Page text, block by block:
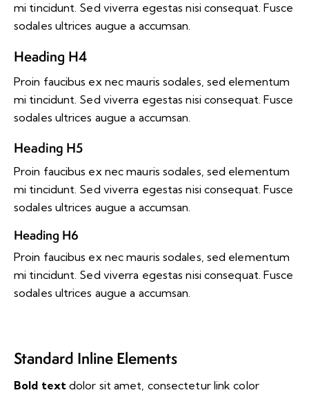
mi tincidunt. Sed viverra egestas nisi consequat. Fusce
sodales ultrices augue a accumsan.
Heading H4
Proin faucibus ex nec mauris sodales, sed elementum
mi tincidunt. Sed viverra egestas nisi consequat. Fusce
sodales ultrices augue a accumsan.
Heading H5
Proin faucibus ex nec mauris sodales, sed elementum
mi tincidunt. Sed viverra egestas nisi consequat. Fusce
sodales ultrices augue a accumsan.
Heading H6
Proin faucibus ex nec mauris sodales, sed elementum
mi tincidunt. Sed viverra egestas nisi consequat. Fusce
sodales ultrices augue a accumsan.
Standard Inline Elements
Bold textdolor sit amet, consectetur link color